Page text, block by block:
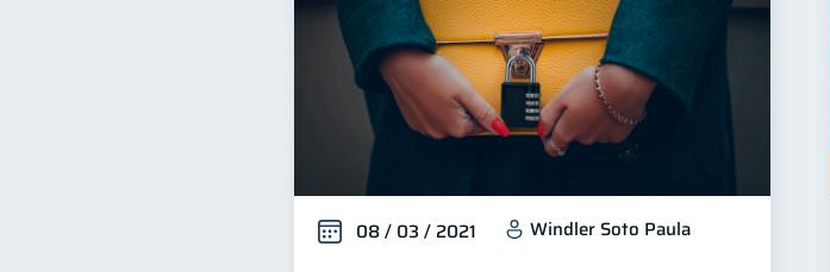
Superintendencia de Bancos 4 Criptomonedas
Finanzas Personales 1 Finanzas en Pareja
Información financiera 1 ahorro Retiro
información financiera 1
08 / 03 / 2021 Windler Soto Paula